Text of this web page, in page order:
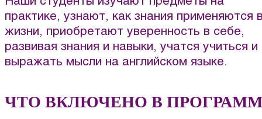
практике, узнают, как знания применяются
жизни, приобретают уверенность в себе,
развивая знания и навыки, учатся учиться и
выражать мысли на английском языке.
ЧТО ВКЛЮЧЕНО В